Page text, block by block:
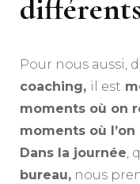
Pour nous aussi,
coaching, il est
moments où on
moments où
Dans la journée,
bureau, nous